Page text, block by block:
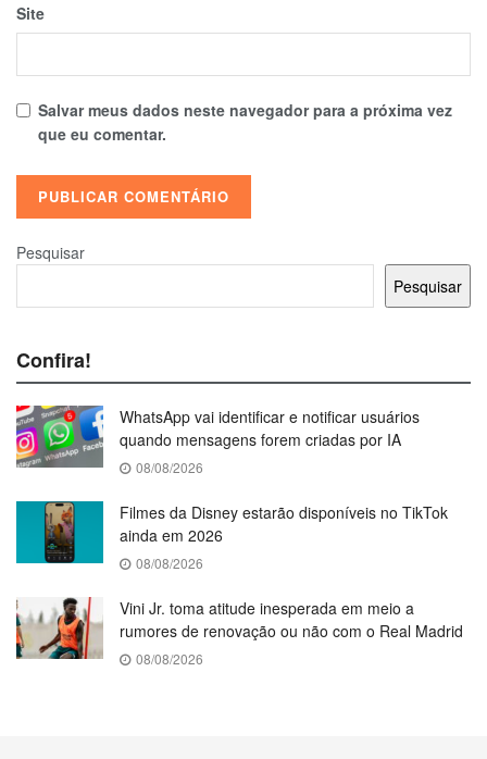
Site
Salvar meus dados neste navegador para a próxima vez
que eu comentar.
Pesquisar
Pesquisar
Confira!
WhatsApp vai identificar e notificar usuários
quando mensagens forem criadas por IA
08/08/2026
Filmes da Disney estarão disponíveis no TikTok
ainda em 2026
08/08/2026
Vini Jr. toma atitude inesperada em meio a
rumores de renovação ou não com o Real Madrid
08/08/2026